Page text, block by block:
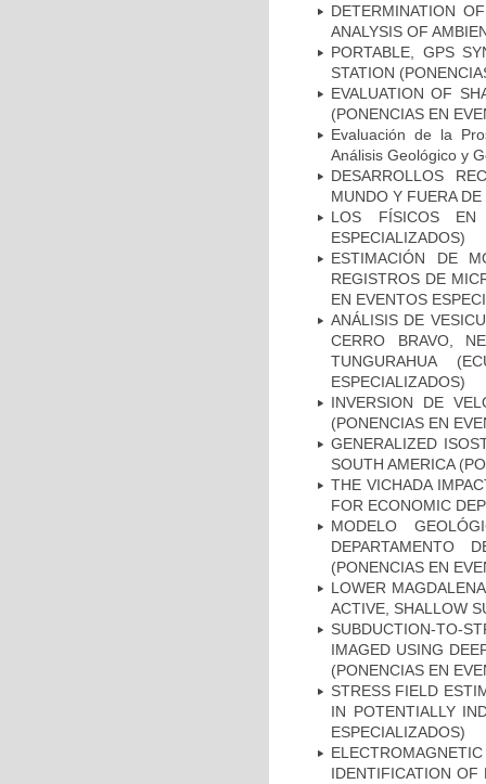
DETERMINATION
ANALYSIS OF
PORTABLE, GPS
STATION
EVALUATION OF
(PONENCIAS EN
Evaluación de la
Análisis Geológico y
DESARROLLOS
MUNDO Y FUERA
LOS FÍSICOS EN
ESPECIALIZADOS)
ESTIMACIÓN DE
REGISTROS DE
EN EVENTOS
ANÁLISIS DE
CERRO BRAVO,
TUNGURAHUA
ESPECIALIZADOS)
INVERSION DE
(PONENCIAS EN
GENERALIZED
SOUTH AMERICA
THE VICHADA
FOR ECONOMIC
MODELO
DEPARTAMENTO
(PONENCIAS EN
LOWER
ACTIVE, SHALLOW
SUBDUCTION-TO-
IMAGED USING
(PONENCIAS EN
STRESS FIELD
IN POTENTIALLY
ESPECIALIZADOS)
IDENTIFICATION OF